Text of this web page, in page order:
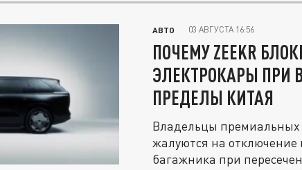
АВТО 03 АВГУСТА 16:56
ПОЧЕМУ ZEEKR
ЭЛЕКТРОКАРЫ ПРИ
ПРЕДЕЛЫ КИТАЯ
Владельцы премиальных
жалуются на отключение
багажника при